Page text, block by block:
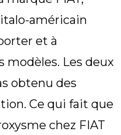
américain
et à
Les deux
obtenu des
Ce qui fait que
chez FIAT